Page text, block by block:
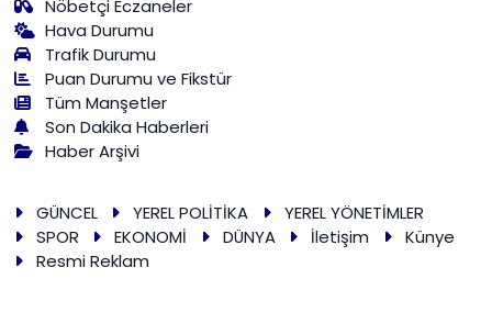
Nöbetçi Eczaneler
Hava Durumu
Trafik Durumu
Puan Durumu ve Fikstür
Tüm Manşetler
Son Dakika Haberleri
Haber Arşivi
GÜNCEL YEREL POLİTİKA
YEREL YÖNETİMLER
SPOR
EKONOMİ DÜNYA İletişim
Künye
Resmi Reklam